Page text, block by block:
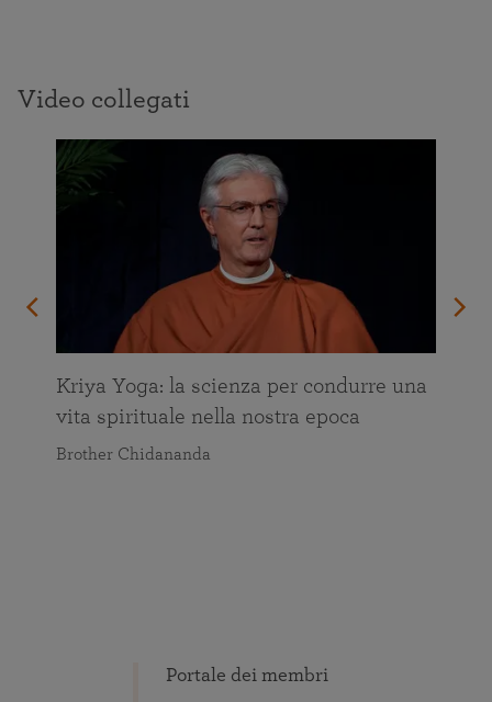
Video collegati
Kriya Yoga: la scienza per condurre una
vita spirituale nella nostra epoca
Brother Chidananda
Portale dei membri